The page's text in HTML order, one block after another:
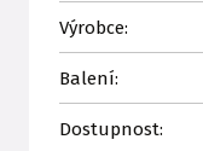
Výrobce:
Balení:
Dostupnost: